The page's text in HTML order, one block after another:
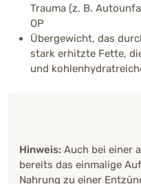
Trauma (z. B.
OP
Übergewicht, das
stark erhitzte Fette,
und
Hinweis: Auch bei einer
bereits das einmalige
Nahrung zu einer